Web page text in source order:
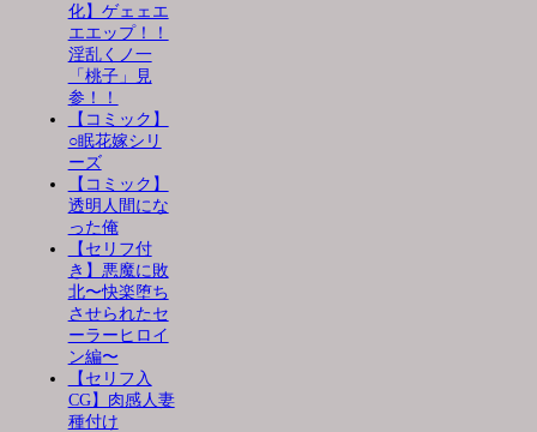
化】ゲェェエ
エエップ！！
淫乱くノ一
「桃子」見
参！！
【コミック】
○眠花嫁シリ
ーズ
【コミック】
透明人間にな
った俺
【セリフ付
き】悪魔に敗
北〜快楽堕ち
させられたセ
ーラーヒロイ
ン編〜
【セリフ入
CG】肉感人妻
種付け